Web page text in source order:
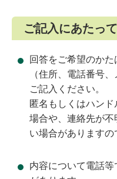
ご記入にあたっ
回答をご希望のか
（住所、電話番号
ご記入ください。
匿名もしくはハン
場合や、連絡先が
い場合がありますの
内容について電話